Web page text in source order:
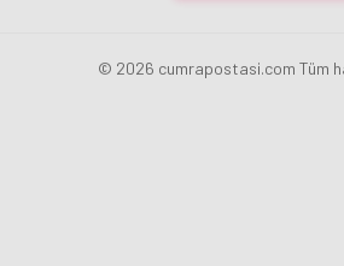
© 2026 cumrapostasi.com Tüm